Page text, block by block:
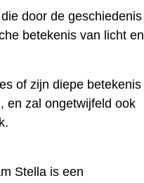
door de geschiedenis
betekenis van licht en
of zijn diepe betekenis
en zal ongetwijfeld ook
Stella is een